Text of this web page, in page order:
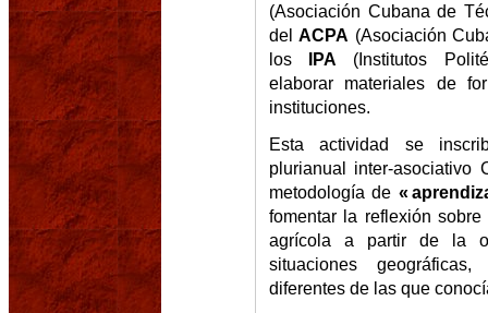
(Asociación Cubana de
delACPA (Asociación
los
IPA (Institutos
elaborar materiales de
instituciones.
Esta actividad se
plurianual inter-asociativo
metodología de «
fomentar la reflexión
agrícola a partir de la
situaciones
diferentes de las que